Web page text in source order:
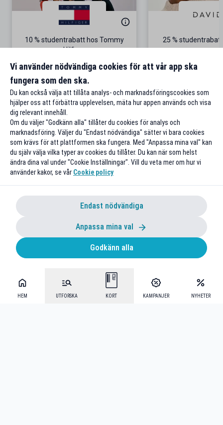
HEM UTFORSKA KORT KAMPANJER NYHETER
10 % studentrabatt hos Tommy
Hilfiger
Gäller på ordinarie pris
Till rabatten
25 %
Vi använder nödvändiga cookies för att vår app ska
fungera som den ska.
Du kan också välja att tillåta analys- och marknadsföringscookies som
hjälper oss att förbättra upplevelsen, mäta hur appen används och visa
dig relevant innehåll.
Om du väljer "Godkänn alla" tillåter du cookies för analys och
marknadsföring. Väljer du "Endast nödvändiga" sätter vi bara cookies
som krävs för att plattformen ska fungera. Med "Anpassa mina val" kan
du själv välja vilka typer av cookies du tillåter. Du kan när som helst
ändra dina val under "Cookie Inställningar". Vill du veta mer om hur vi
använder kakor, se vår Cookie policy
Endast nödvändiga
Anpassa mina val
Godkänn alla